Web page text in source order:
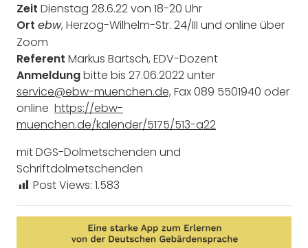
Zeit Dienstag 28.6.22 von 18-20 Uhr
Ort ebw, Herzog-Wilhelm-Str. 24/III und online über
Zoom
Referent Markus Bartsch, EDV-Dozent
Anmeldungbitte bis 27.06.2022 unter
service@ebw-muenchen.de, Fax 089 5501940 oder
online https://ebw-
muenchen.de/kalender/5175/513-a22
mit DGS-Dolmetschenden und
Schriftdolmetschenden
Post Views: 1.583